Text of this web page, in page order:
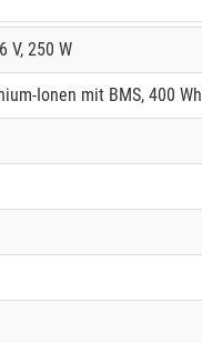
V, 250 W
Ionen mit BMS, 400 Wh